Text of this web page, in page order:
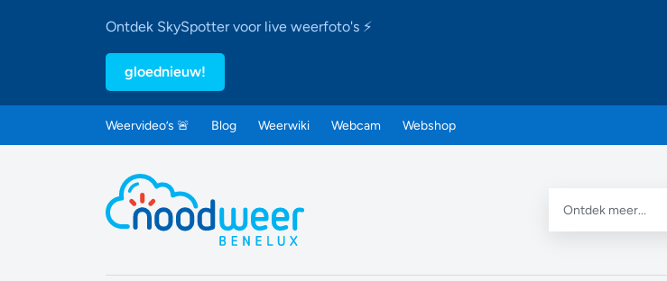
Ontdek SkySpotter voor live weerfoto's ⚡
gloednieuw!
Weervideo’s 🚨 Blog Weerwiki Webcam Webshop